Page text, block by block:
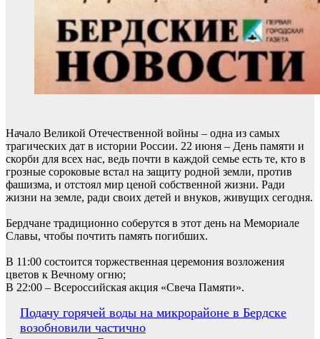
Начало Великой Отечественной войны – одна из самых
трагических дат в истории России. 22 июня – День памяти и
скорби для всех нас, ведь почти в каждой семье есть те, кто в
грозные сороковые встал на защиту родной земли, против
фашизма, и отстоял мир ценой собственной жизни. Ради
жизни на земле, ради своих детей и внуков, живущих сегодня.
Бердчане традиционно соберутся в этот день на Мемориале
Славы, чтобы почтить память погибших.
В 11:00 состоится торжественная церемония возложения
цветов к Вечному огню;
В 22:00 – Всероссийская акция «Свеча Памяти».
Навигация
по
Подачу горячей воды на микрорайоне в Бердске
возобновили частично